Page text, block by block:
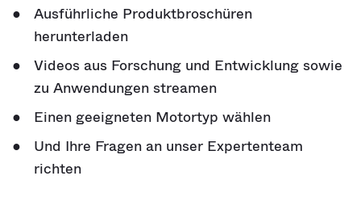
Ausführliche Produktbroschüren
herunterladen
Videos aus Forschung und Entwicklung sowie
zu Anwendungen streamen
Einen geeigneten Motortyp wählen
Und Ihre Fragen an unser Expertenteam
richten